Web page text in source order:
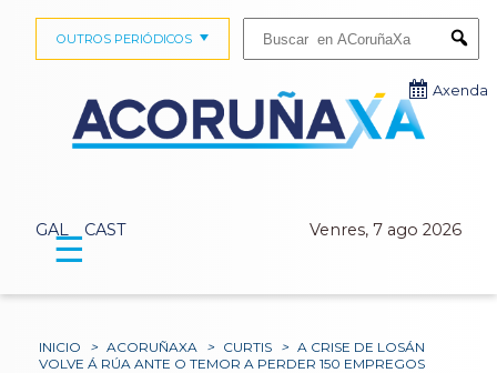
GAL CAST Venres, 7 ago 2026
OUTROS PERIÓDICOS
Axenda
☰
INICIO > ACORUÑAXA > CURTIS > A CRISE DE LOSÁN
VOLVE Á RÚA ANTE O TEMOR A PERDER 150 EMPREGOS